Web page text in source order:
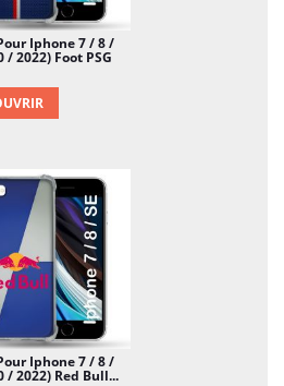
Iphone 7 / 8 /
/ 2022) Foot PSG
Iphone 7 / 8 /
/ 2022) Red Bull...